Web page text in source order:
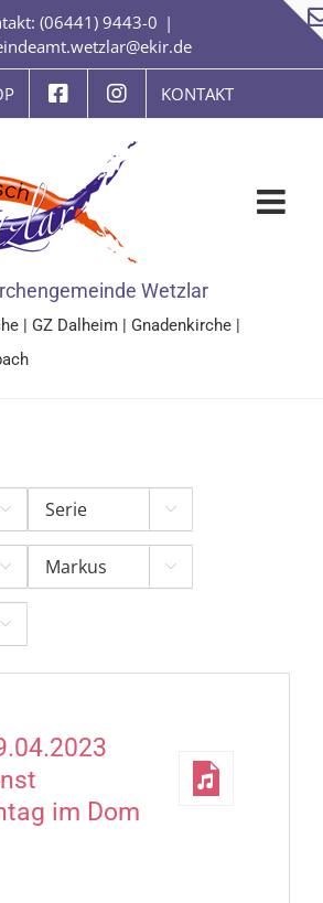
(06441) 9443-0 |
KONTAKT
Wetzlar
| GZ Dalheim | Gnadenkirche |
 
 

im Dom